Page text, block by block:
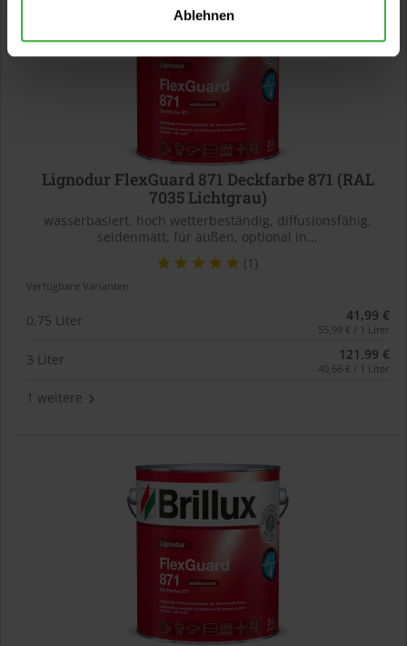
Ablehnen
Lignodur FlexGuard 871 Deckfarbe 871 (RAL
7035 Lichtgrau)
wasserbasiert, hoch wetterbeständig, diffusionsfähig,
seidenmatt, für außen, optional in...
(1)
Verfügbare Varianten
0,75 Liter 41,99 €
55,99 € / 1 Liter
3 Liter 121,99 €
40,66 € / 1 Liter
1 weitere